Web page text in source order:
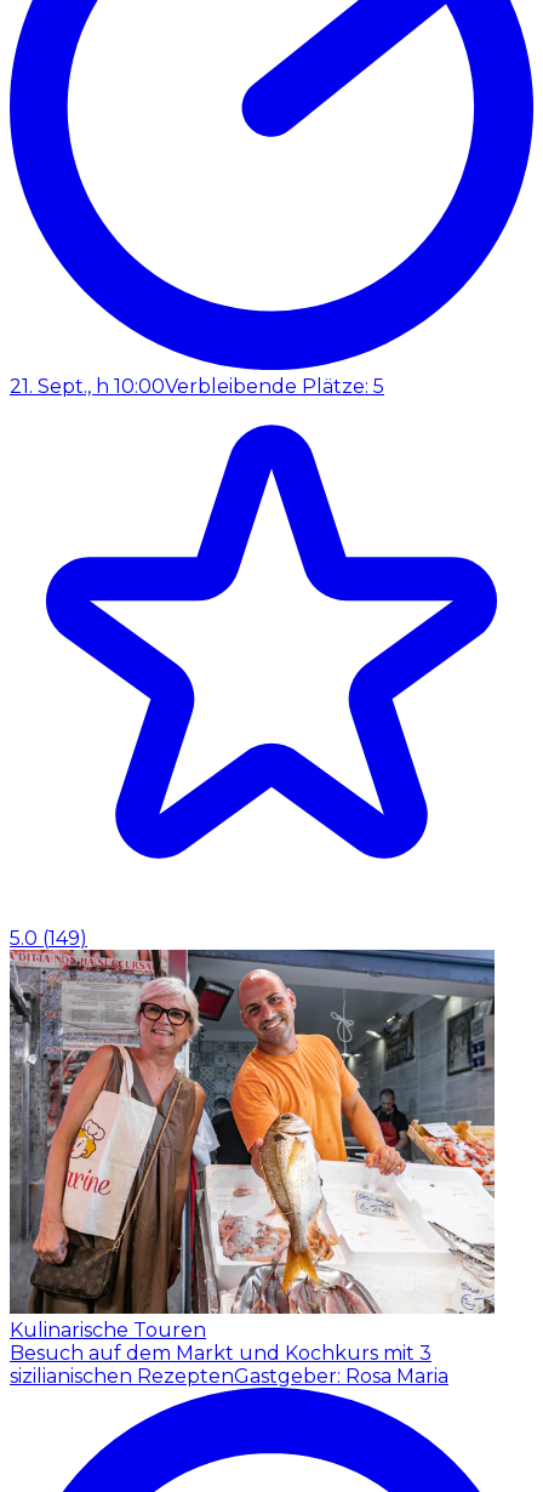
21. Sept., h 10:00Verbleibende Plätze: 5
5.0 (149)
Kulinarische Touren
Besuch auf dem Markt und Kochkurs mit 3
sizilianischen RezeptenGastgeber: Rosa Maria